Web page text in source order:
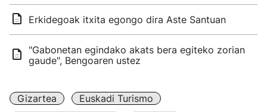
Erkidegoak itxita egongo dira Aste Santuan
"Gabonetan egindako akats bera egiteko zorian
gaude", Bengoaren ustez
Gizartea
Euskadi Turismo